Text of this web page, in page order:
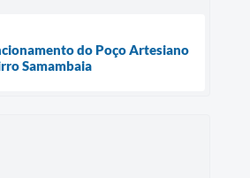
do Poço Artesiano
Samambaia